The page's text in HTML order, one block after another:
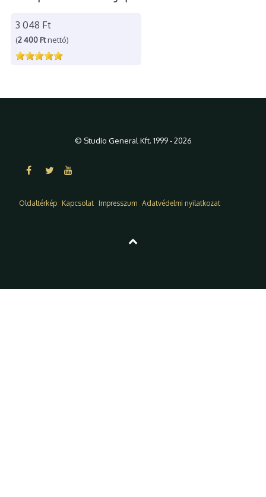
3 048 Ft
(2 400 Ftnettó)
© Studio General Kft. 1999 - 2026
Oldaltérkép Kapcsolat Impresszum Adatvédelmi nyilatkozat